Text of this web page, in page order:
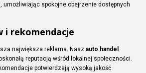
umożliwiając spokojne obejrzenie dostępnych
i rekomendacje
największa reklama. Nasz auto handel
reputacją wśród lokalnej społeczności.
potwierdzają wysoką jakość